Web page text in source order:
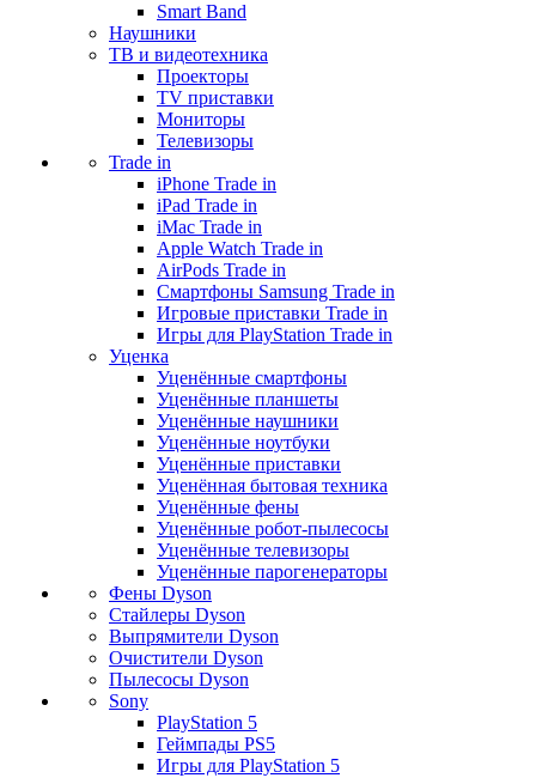
Smart Band
Наушники
ТВ и видеотехника
Проекторы
TV приставки
Мониторы
Телевизоры
Trade in
iPhone Trade in
iPad Trade in
iMac Trade in
Apple Watch Trade in
AirPods Trade in
Смартфоны Samsung Trade in
Игровые приставки Trade in
Игры для PlayStation Trade in
Уценка
Уценённые смартфоны
Уценённые планшеты
Уценённые наушники
Уценённые ноутбуки
Уценённые приставки
Уценённая бытовая техника
Уценённые фены
Уценённые робот-пылесосы
Уценённые телевизоры
Уценённые парогенераторы
Фены Dyson
Стайлеры Dyson
Выпрямители Dyson
Очистители Dyson
Пылесосы Dyson
Sony
PlayStation 5
Геймпады PS5
Игры для PlayStation 5